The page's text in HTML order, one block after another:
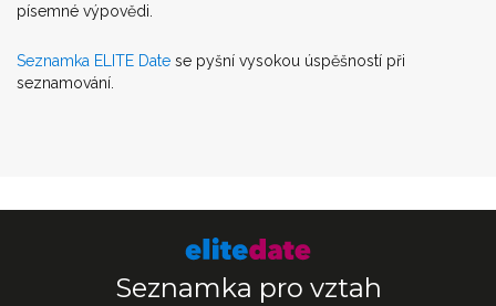
písemné výpovědi.
Seznamka ELITE Date se pyšní vysokou úspěšností při
seznamování.
Seznamka pro vztah